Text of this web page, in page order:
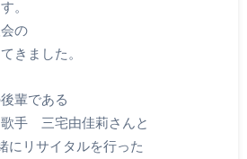
。
の
きました。
輩である
手 三宅由佳莉さんと
にリサイタルを行った